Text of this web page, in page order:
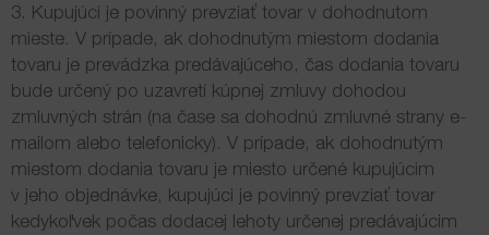
3. Kupujúci je povinný prevziať tovar v dohodnutom
mieste. V prípade, ak dohodnutým miestom dodania
tovaru je prevádzka predávajúceho, čas dodania tovaru
bude určený po uzavretí kúpnej zmluvy dohodou
zmluvných strán (na čase sa dohodnú zmluvné strany e-
mailom alebo telefonicky). V prípade, ak dohodnutým
miestom dodania tovaru je miesto určené kupujúcim
v jeho objednávke, kupujúci je povinný prevziať tovar
kedykoľvek počas dodacej lehoty určenej predávajúcim